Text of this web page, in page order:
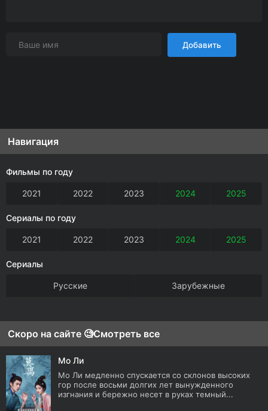
Добавить
Навигация
Фильмы по году
2021 2022 2023 2024 2025
Сериалы по году
2021 2022 2023 2024 2025
Сериалы
Русские Зарубежные
Скоро на сайте 🧐Смотреть все
Мо Ли
Мо Ли медленно спускается со склонов высоких
гор после восьми долгих лет вынужденного
изгнания и бережно несет в руках темный...